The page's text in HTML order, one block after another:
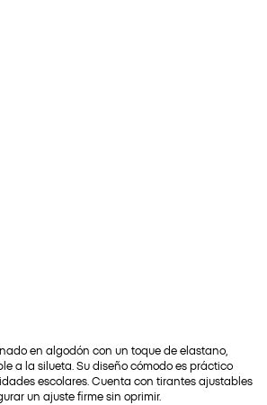
en algodón con un toque de elastano,
a la silueta. Su diseño cómodo es práctico
escolares. Cuenta con tirantes ajustables
un ajuste firme sin oprimir.